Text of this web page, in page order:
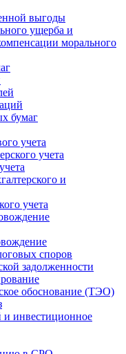
выгоды
ущерба и
морального
бумаг
учета
учета
и
учета
споров
задолженности
обоснование (ТЭО)
инвестиционное